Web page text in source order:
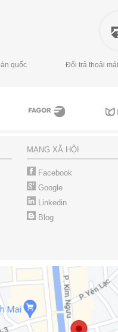
quốc Đổi trả thoải
MẠNG XÃ HỘI
Facebook
Google
Linkedin
Blog